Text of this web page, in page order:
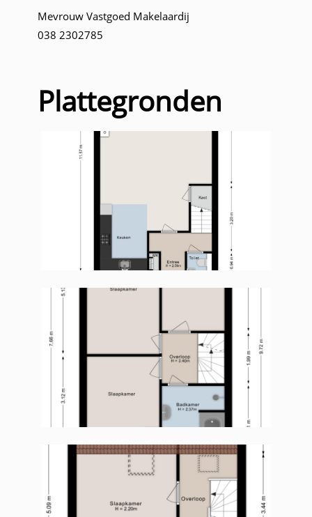
Mevrouw Vastgoed Makelaardij
038 2302785
Plattegronden